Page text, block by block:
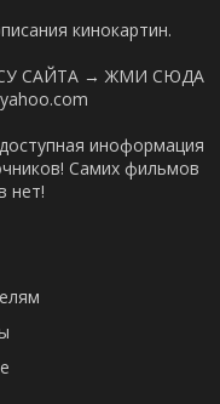
кинокартин.
САЙТА → ЖМИ СЮДА
иноформация
Самих фильмов
нет!